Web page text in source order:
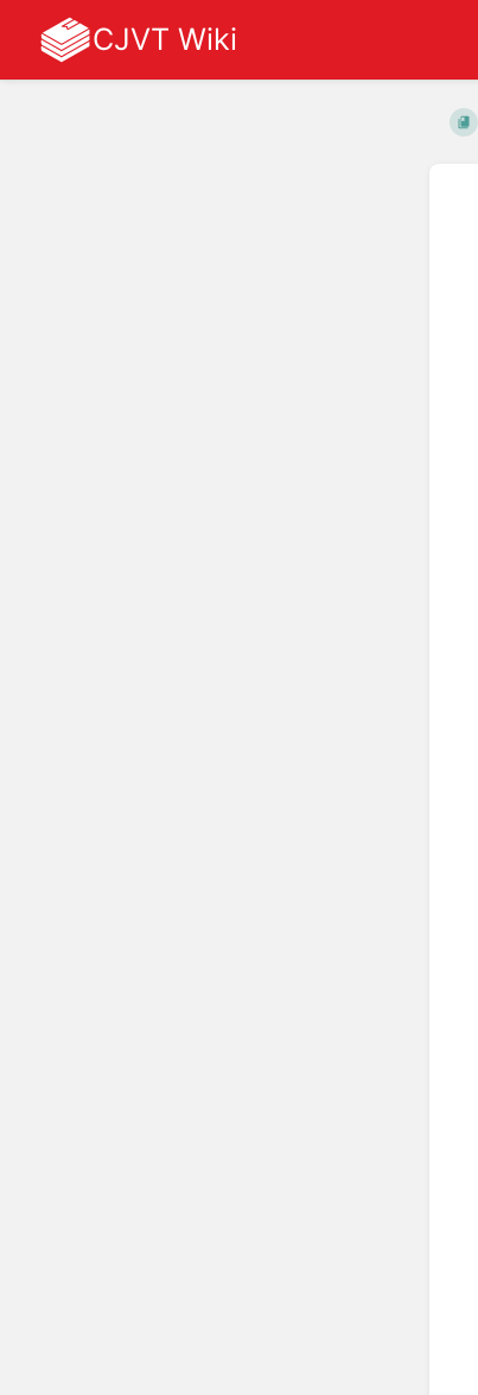
CJVT Wiki